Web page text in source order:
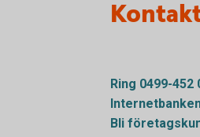
Ring 0499-452
Bli